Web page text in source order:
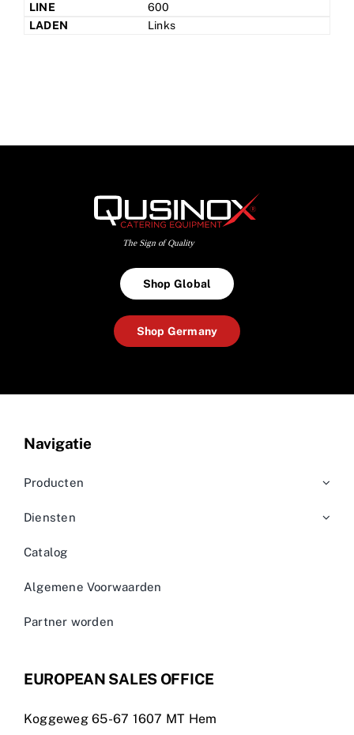
600
Links
Shop Global
Shop Germany
Navigatie
Producten
Diensten
Catalog
Algemene Voorwaarden
Partner worden
EUROPEAN SALES OFFICE
Koggeweg 65-67 1607 MT Hem